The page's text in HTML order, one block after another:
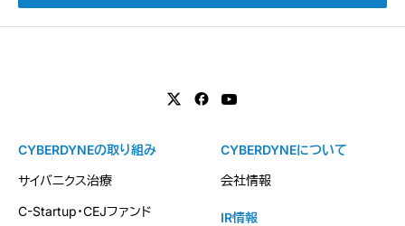
CYBERDYNEの取り組み
サイバニクス治療
C-Startup・CEJファンド
CYBERDYNEについて
会社情報
IR情報